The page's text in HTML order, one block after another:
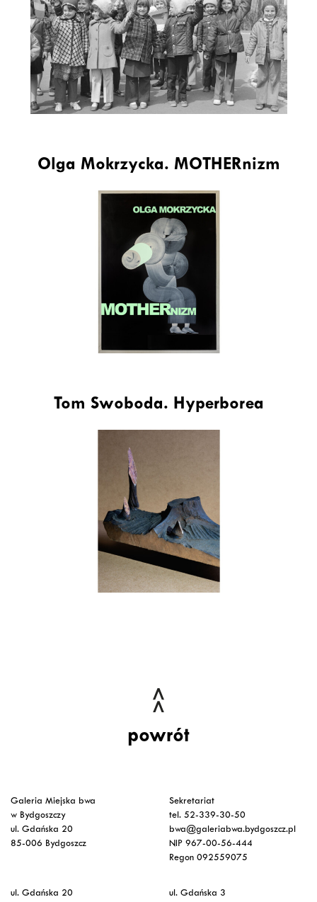
Olga Mokrzycka. MOTHERnizm
Tom Swoboda. Hyperborea
powrót
Galeria Miejska bwa
w Bydgoszczy
ul. Gdańska 20
85-006 Bydgoszcz
Sekretariat
tel. 52-339-30-50
bwa@galeriabwa.bydgoszcz.pl
NIP 967-00-56-444
Regon 092559075
ul. Gdańska 20 ul. Gdańska 3